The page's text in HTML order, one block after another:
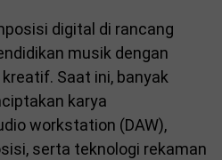
digital di rancang
musik dengan
Saat ini, banyak
karya
workstation (DAW),
serta teknologi rekaman